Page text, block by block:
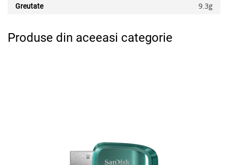
Greutate 9.3g
Produse din aceeasi categorie